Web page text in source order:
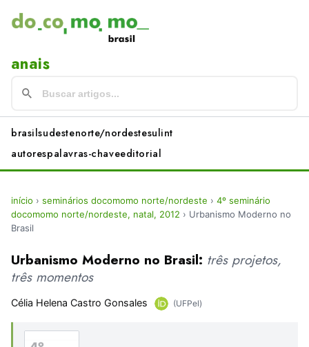
anais
brasilsudestenorte/nordestesulint
autorespalavras-chaveeditorial
início › seminários docomomo norte/nordeste › 4º seminário
docomomo norte/nordeste, natal, 2012 › Urbanismo Moderno no
Brasil
Urbanismo Moderno no Brasil: três projetos,
três momentos
Célia Helena Castro Gonsales (UFPel)